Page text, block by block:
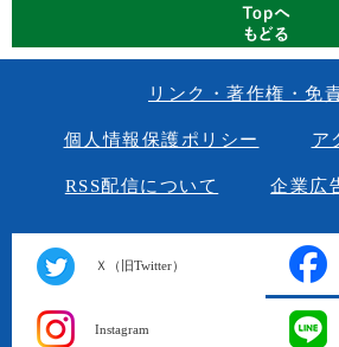
リンク・著作権・免
個人情報保護ポリシー ア
RSS配信について 企業広
Ｘ（旧Twitter）
Instagram